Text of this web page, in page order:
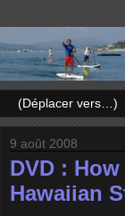
9 août 2008
DVD :
Hawaiian